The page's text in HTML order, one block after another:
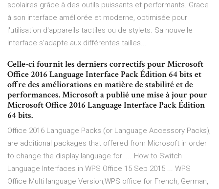
scolaires grâce à des outils puissants et performants. Grace
à son interface améliorée et moderne, optimisée pour
l'utilisation d'appareils tactiles ou de stylets. Sa nouvelle
interface s'adapte aux différentes tailles...
Celle-ci fournit les derniers correctifs pour Microsoft
Office 2016 Language Interface Pack Édition 64 bits et
offre des améliorations en matière de stabilité et de
performances. Microsoft a publié une mise à jour pour
Microsoft Office 2016 Language Interface Pack Édition
64 bits.
Office 2016 Language Packs (or Language Accessory Packs),
are additional packages that offered from Microsoft in order
to change the display language for ... How to Switch
Language Interfaces in WPS Office 15 Sep 2015 ... WPS
Office Multi language Version,WPS office for French, German,